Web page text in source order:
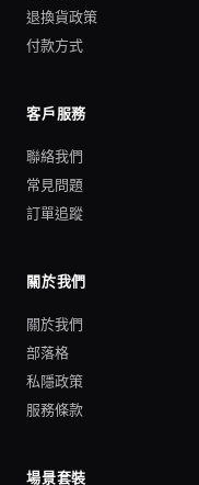
退換貨政策
付款方式
客戶服務
聯絡我們
常見問題
訂單追蹤
關於我們
關於我們
部落格
私隱政策
服務條款
場景套裝